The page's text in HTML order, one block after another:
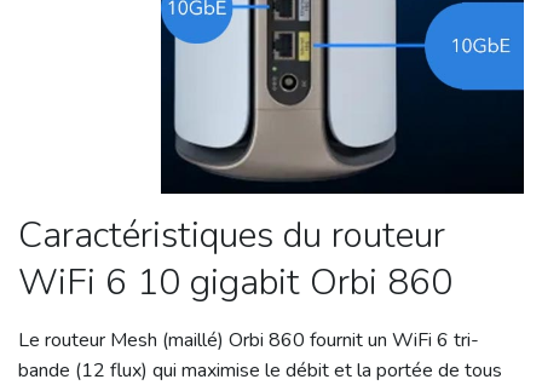
Caractéristiques du routeur
WiFi 6 10 gigabit Orbi 860
Le routeur Mesh (maillé) Orbi 860 fournit un WiFi 6 tri-
bande (12 flux) qui maximise le débit et la portée de tous